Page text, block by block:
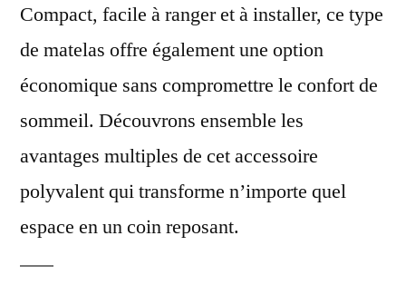
Compact, facile à ranger et à installer, ce type
de matelas offre également une option
économique sans compromettre le confort de
sommeil. Découvrons ensemble les
avantages multiples de cet accessoire
polyvalent qui transforme n’importe quel
espace en un coin reposant.